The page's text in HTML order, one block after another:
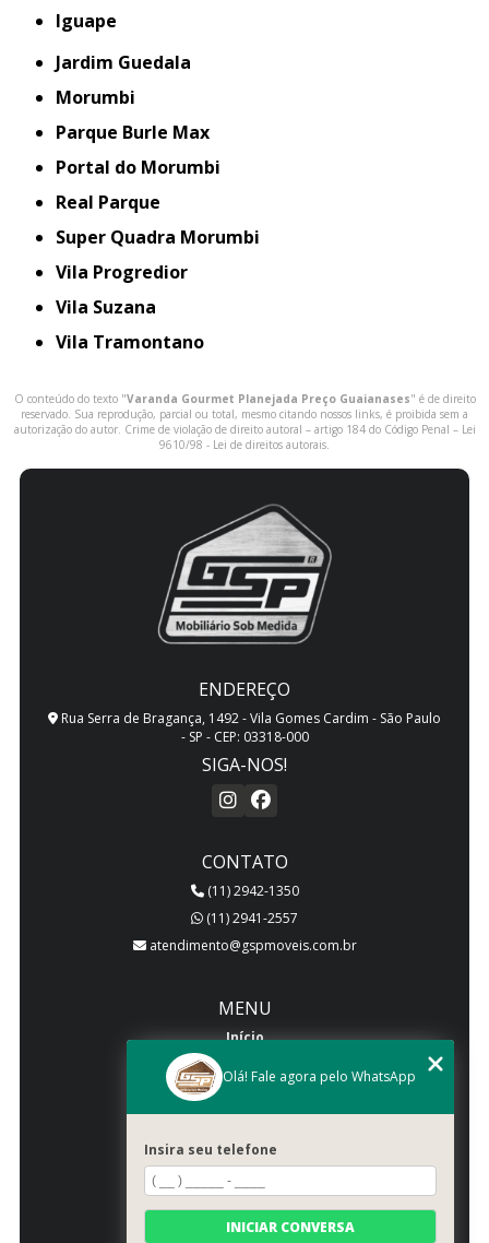
iguape
Jardim Guedala
Morumbi
Parque Burle Max
Portal do Morumbi
Real Parque
Super Quadra Morumbi
Vila Progredior
Vila Suzana
Vila Tramontano
O conteúdo do texto "Varanda Gourmet Planejada Preço Guaianases" é de direito
reservado. Sua reprodução, parcial ou total, mesmo citando nossos links, é proibida sem a
autorização do autor. Crime de violação de direito autoral – artigo 184 do Código Penal – Lei
9610/98 - Lei de direitos autorais.
ENDEREÇO
Rua Serra de Bragança, 1492 - Vila Gomes Cardim - São Paulo
- SP - CEP: 03318-000
SIGA-NOS!
CONTATO
(11) 2942-1350
(11) 2941-2557
atendimento@gspmoveis.com.br
MENU
Início
Quem somos
Galeria
Categorias
Contato
Mapa do site
Olá! Fale agora pelo WhatsApp
Insira seu telefone
INICIAR CONVERSA